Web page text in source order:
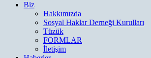
Biz
Hakkımızda
Sosyal Haklar Derneği Kurulları
Tüzük
FORMLAR
İletişim